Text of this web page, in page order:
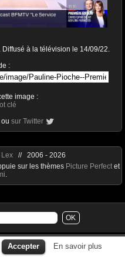
à la télévision le 14/09/22.
:
image :
clé
ou sur Twitter
Accepter En savoir plus
// 2006 - 2026
sur les thèmes Picture Perfect et
.